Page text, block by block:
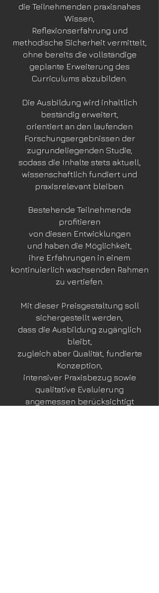
die Teilnehmenden praxisnahes
Wissen,
Reflexionserfahrung und
methodische Sicherheit vermittelt,
ohne bereits die vollständige
geplante Erweiterung des
Curriculums abzubilden.
Die Ausbildung wird inhaltlich
beständig erweitert,
orientiert an den laufenden
Forschungsergebnissen der
zugrundeliegenden Studie,
sodass die Inhalte stets aktuell,
wissenschaftlich fundiert und
praxisrelevant bleiben.
Bestehende Teilnehmende
profitieren
von diesen Entwicklungen
und haben die Möglichkeit,
ihre Erfahrungen in einem
kontinuierlich wachsenden Rahmen
zu vertiefen.
Mit dieser Preisgestaltung soll
sichergestellt werden,
dass die Ausbildung zugänglich
bleibt,
zugleich aber Qualität, fundierte
Konzeption,
intensiver Praxisbezug sowie
qualitative Evaluierung
angemessen berücksichtigt